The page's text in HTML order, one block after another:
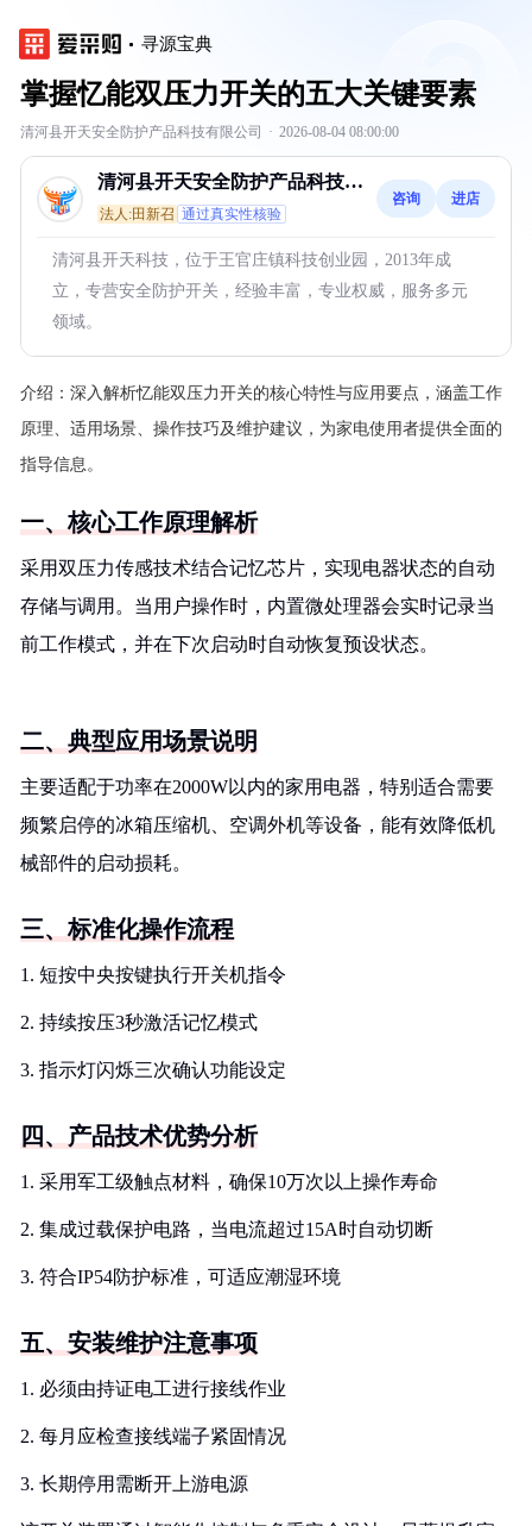
寻源宝典
掌握忆能双压力开关的五大关键要素
清河县开天安全防护产品科技有限公司 · 2026-08-04 08:00:00
清河县开天安全防护产品科技有
限公司
法人:田新召 通过真实性核验
咨询 进店
清河县开天科技，位于王官庄镇科技创业园，2013年成
立，专营安全防护开关，经验丰富，专业权威，服务多元
领域。
介绍： 深入解析忆能双压力开关的核心特性与应用要点，涵盖工作
原理、适用场景、操作技巧及维护建议，为家电使用者提供全面的
指导信息。
一、核心工作原理解析
采用双压力传感技术结合记忆芯片，实现电器状态的自动
存储与调用。当用户操作时，内置微处理器会实时记录当
前工作模式，并在下次启动时自动恢复预设状态。
二、典型应用场景说明
主要适配于功率在2000W以内的家用电器，特别适合需要
频繁启停的冰箱压缩机、空调外机等设备，能有效降低机
械部件的启动损耗。
三、标准化操作流程
1. 短按中央按键执行开关机指令
2. 持续按压3秒激活记忆模式
3. 指示灯闪烁三次确认功能设定
四、产品技术优势分析
1. 采用军工级触点材料，确保10万次以上操作寿命
2. 集成过载保护电路，当电流超过15A时自动切断
3. 符合IP54防护标准，可适应潮湿环境
五、安装维护注意事项
1. 必须由持证电工进行接线作业
2. 每月应检查接线端子紧固情况
3. 长期停用需断开上游电源